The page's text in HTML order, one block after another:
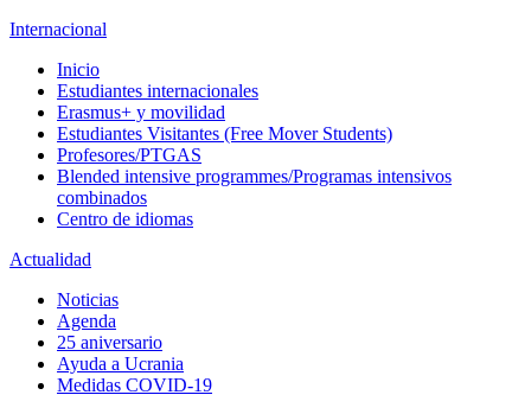
Internacional
Inicio
Estudiantes internacionales
Erasmus+ y movilidad
Estudiantes Visitantes (Free Mover Students)
Profesores/PTGAS
Blended intensive programmes/Programas intensivos
combinados
Centro de idiomas
Actualidad
Noticias
Agenda
25 aniversario
Ayuda a Ucrania
Medidas COVID-19